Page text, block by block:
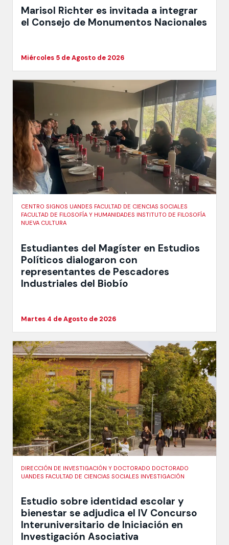
Marisol Richter es invitada a integrar
el Consejo de Monumentos Nacionales
Miércoles 5 de Agosto de 2026
CENTRO SIGNOS UANDES FACULTAD DE CIENCIAS SOCIALES
FACULTAD DE FILOSOFÍA Y HUMANIDADES INSTITUTO DE FILOSOFÍA
NUEVA CULTURA
Estudiantes del Magíster en Estudios
Políticos dialogaron con
representantes de Pescadores
Industriales del Biobío
Martes 4 de Agosto de 2026
DIRECCIÓN DE INVESTIGACIÓN Y DOCTORADO DOCTORADO
UANDES FACULTAD DE CIENCIAS SOCIALES INVESTIGACIÓN
Estudio sobre identidad escolar y
bienestar se adjudica el IV Concurso
Interuniversitario de Iniciación en
Investigación Asociativa